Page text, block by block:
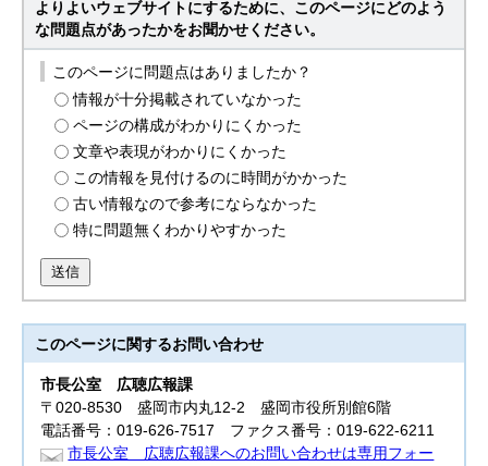
よりよいウェブサイトにするために、このページにどのよう
な問題点があったかをお聞かせください。
このページに問題点はありましたか？
情報が十分掲載されていなかった
ページの構成がわかりにくかった
文章や表現がわかりにくかった
この情報を見付けるのに時間がかかった
古い情報なので参考にならなかった
特に問題無くわかりやすかった
送信
このページに関するお問い合わせ
市長公室 広聴広報課
〒020-8530 盛岡市内丸12-2 盛岡市役所別館6階
電話番号：019-626-7517 ファクス番号：019-622-6211
市長公室 広聴広報課へのお問い合わせは専用フォー